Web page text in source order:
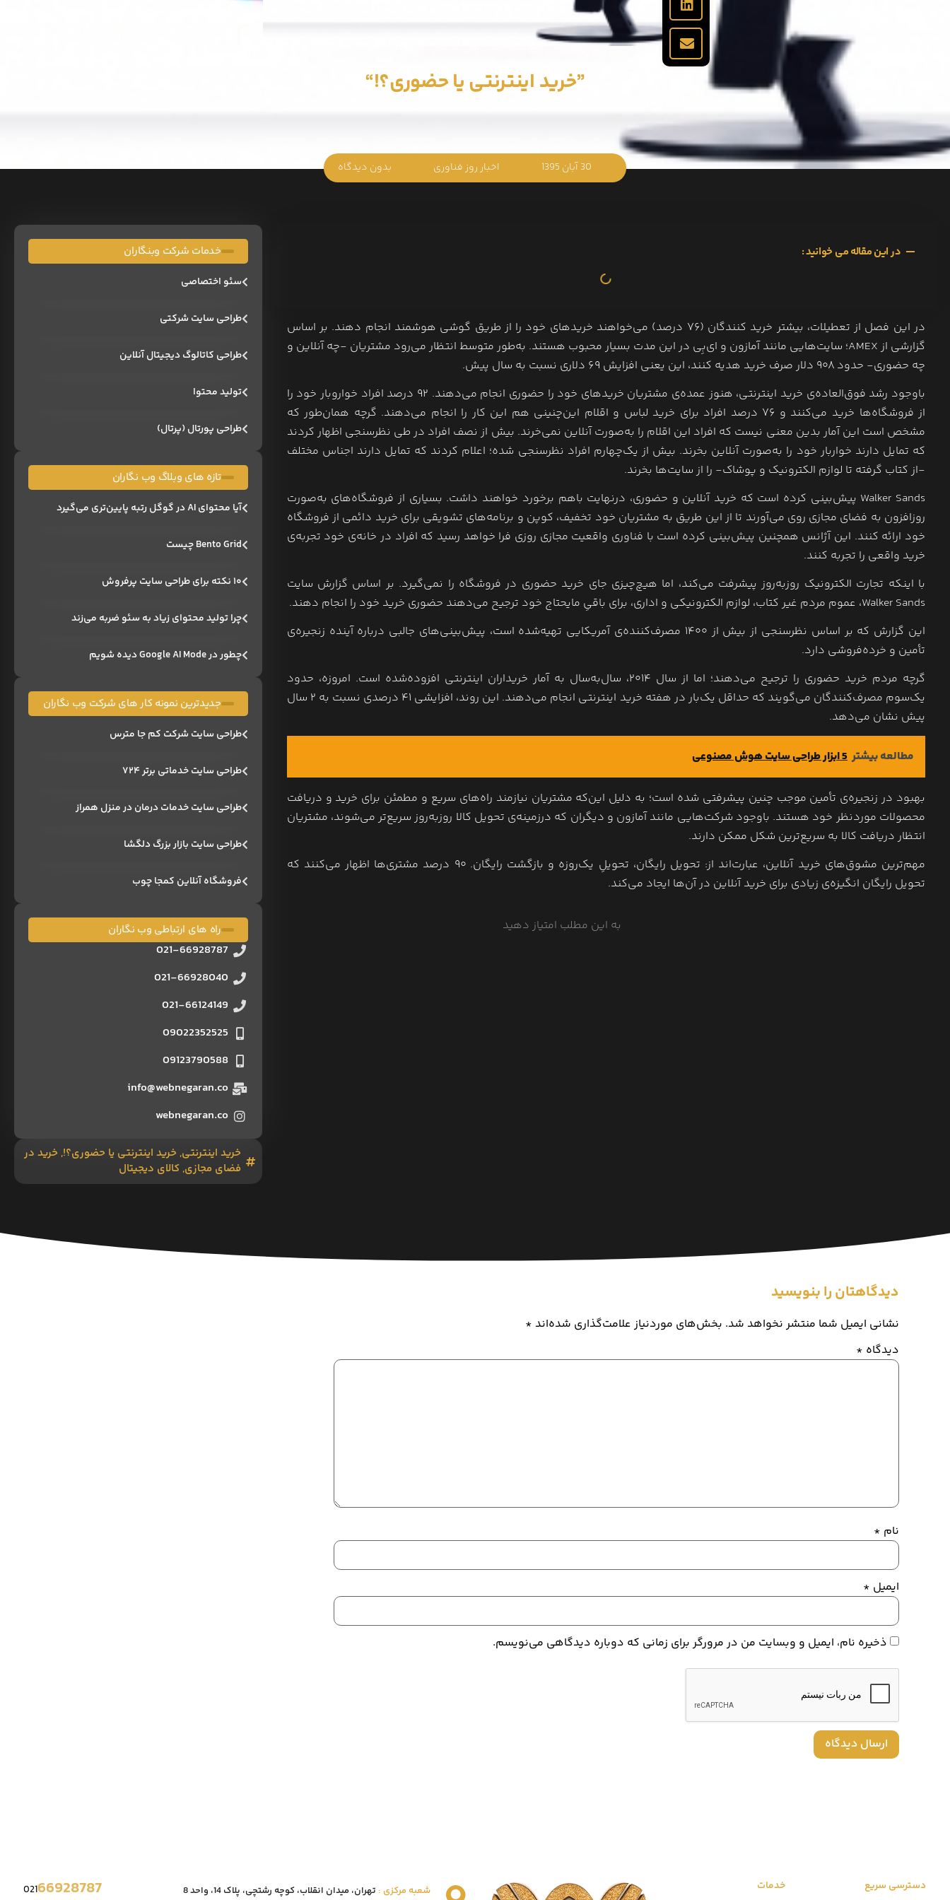
”خرید اینترنتی یا حضوری؟!“
30 آبان 1395 اخبار روز فناوری بدون دیدگاه
در این مقاله می خوانید :
در این فصل از تعطیلات، بیشتر خرید کنندگان (۷۶ درصد) می‌خواهند خریدهای خود را از طریق گوشی‌ هوشمند انجام دهند. بر اساس
گزارشی از AMEX؛ سایت‌هایی مانند آمازون و ای‌بِی در این مدت بسیار محبوب هستند. به‌طور متوسط انتظار می‌رود مشتریان -چه آنلاین و
چه حضوری- حدود ۹۰۸ دلار صرف خرید هدیه کنند، این یعنی افزایش ۶۹ دلاری نسبت به سال پیش.
باوجود رشد فوق‌العاده‌ی خرید اینترنتی، هنوز عمده‌ی مشتریان خریدهای خود را حضوری انجام می‌دهند. ۹۲ درصد افراد خواروبار خود را
از فروشگاه‌ها خرید می‌کنند و ۷۶ درصد افراد برای خرید لباس و اقلام این‌چنینی هم این کار را انجام می‌دهند. گرچه همان‌طور که
مشخص است این آمار بدین معنی نیست که افراد این اقلام را به‌صورت آنلاین نمی‌خرند. بیش از نصف افراد در طی نظرسنجی اظهار کردند
که تمایل دارند خواربار خود را به‌صورت آنلاین بخرند. بیش از یک‌چهارم افراد نظرسنجی شده؛ اعلام کردند که تمایل دارند اجناس مختلف
-از کتاب گرفته تا لوازم الکترونیک و پوشاک- را از سایت‌ها بخرند.
Walker Sands پیش‌بینی کرده است که خرید آنلاین و حضوری، درنهایت باهم برخورد خواهند داشت. بسیاری از فروشگاه‌های به‌صورت
روزافزون به فضای مجازی روی می‌آورند تا از این طریق به مشتریان خود تخفیف، کوپن و برنامه‌های تشویقی برای خرید دائمی از فروشگاه
خود ارائه کنند. این آژانس همچنین پیش‌بینی کرده است با فناوری واقعیت مجازی روزی فرا خواهد رسید که افراد در خانه‌ی خود تجربه‌ی
خرید واقعی را تجربه کنند.
با اینکه تجارت الکترونیک روزبه‌روز پیشرفت می‌کند، اما هیچ‌چیزی جای خرید حضوری در فروشگاه را نمی‌گیرد. بر اساس گزارش سایت
Walker Sands، عموم مردم غیر کتاب، لوازم الکترونیکی و اداری، برای باقیِ مایحتاج خود ترجیح می‌دهند حضوری خرید خود را انجام دهند.
این گزارش که بر اساس نظرسنجی از بیش از ۱۴۰۰ مصرف‌کننده‌ی آمریکایی تهیه‌شده است، پیش‌بینی‌های جالبی درباره آینده زنجیره‌ی
تأمین و خرده‌فروشی دارد.
گرچه مردم خرید حضوری را ترجیح می‌دهند؛ اما از سال ۲۰۱۴، سال‌به‌سال به آمار خریداران اینترنتی افزوده‌شده است. امروزه، حدود
یک‌سوم مصرف‌کنندگان می‌گویند که حداقل یک‌بار در هفته خرید اینترنتی انجام می‌دهند. این روند، افزایشی ۴۱ درصدی نسبت به ۲ سال
پیش نشان می‌دهد.
مطالعه بیشتر 5 ابزار طراحی سایت هوش مصنوعی
بهبود در زنجیره‌ی تأمین موجب چنین پیشرفتی شده است؛ به دلیل این‌که مشتریان نیازمند راه‌های سریع و مطمئن برای خرید و دریافت
محصولات موردنظر خود هستند. باوجود شرکت‌هایی مانند آمازون و دیگران که درزمینه‌ی تحویل کالا روزبه‌روز سریع‌تر می‌شوند، مشتریان
انتظار دریافت کالا به سریع‌ترین شکل ممکن دارند.
مهم‌ترین مشوق‌های خرید آنلاین، عبارت‌اند از: تحویل رایگان، تحویلِ یک‌روزه و بازگشت رایگان. ۹۰ درصد مشتری‌ها اظهار می‌کنند که
تحویل رایگان انگیزه‌ی زیادی برای خرید آنلاین در آن‌ها ایجاد می‌کند.
به این مطلب امتیاز دهید
خدمات شرکت وبنگاران
سئو اختصاصی
طراحی سایت شرکتی
طراحی کاتالوگ دیجیتال آنلاین
تولید محتوا
طراحی پورتال (پرتال)
تازه های وبلاگ وب نگاران
آیا محتوای AI در گوگل رتبه پایین‌تری می‌گیرد
Bento Grid چیست
۱۰ نکته برای طراحی سایت پرفروش
چرا تولید محتوای زیاد به سئو ضربه می‌زند
چطور در Google AI Mode دیده شویم
جدیدترین نمونه کار های شرکت وب نگاران
طراحی سایت شرکت کم جا مترس
طراحی سایت خدماتی برتر ۷۲۴
طراحی سایت خدمات درمان در منزل همراز
طراحی سایت بازار بزرگ دلگشا
فروشگاه آنلاین کمجا چوب
راه های ارتباطی وب نگاران
021-66928787
021-66928040
021-66124149
09022352525
09123790588
info@webnegaran.co
webnegaran.co
خرید اینترنتی, خرید اینترنتی یا حضوری؟!, خرید در
فضای مجازی, کالای دیجیتال
دیدگاهتان را بنویسید
نشانی ایمیل شما منتشر نخواهد شد. بخش‌های موردنیاز علامت‌گذاری شده‌اند *
دیدگاه *
نام *
ایمیل *
ذخیره نام، ایمیل و وبسایت من در مرورگر برای زمانی که دوباره دیدگاهی می‌نویسم.
دسترسی سریع خدمات شعبه مرکزی : تهران، میدان انقلاب، کوچه رشتچی، پلاک 14، واحد 8 02166928787